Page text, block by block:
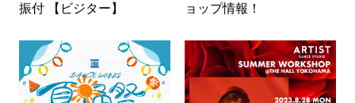
振付 【ビジター】
ョップ情報！